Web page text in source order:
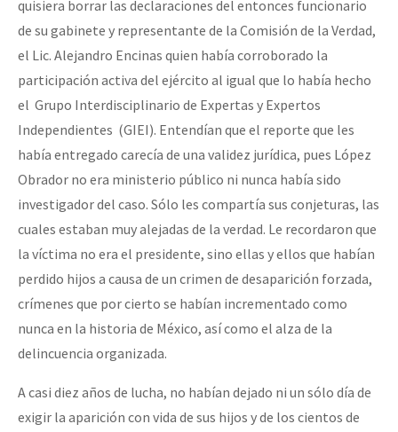
quisiera borrar las declaraciones del entonces funcionario
de su gabinete y representante de la Comisión de la Verdad,
el Lic. Alejandro Encinas quien había corroborado la
participación activa del ejército al igual que lo había hecho
el Grupo Interdisciplinario de Expertas y Expertos
Independientes (GIEI). Entendían que el reporte que les
había entregado carecía de una validez jurídica, pues López
Obrador no era ministerio público ni nunca había sido
investigador del caso. Sólo les compartía sus conjeturas, las
cuales estaban muy alejadas de la verdad. Le recordaron que
la víctima no era el presidente, sino ellas y ellos que habían
perdido hijos a causa de un crimen de desaparición forzada,
crímenes que por cierto se habían incrementado como
nunca en la historia de México, así como el alza de la
delincuencia organizada.
A casi diez años de lucha, no habían dejado ni un sólo día de
exigir la aparición con vida de sus hijos y de los cientos de